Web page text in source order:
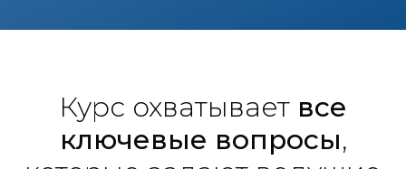
Курс охватывает все
ключевые вопросы,